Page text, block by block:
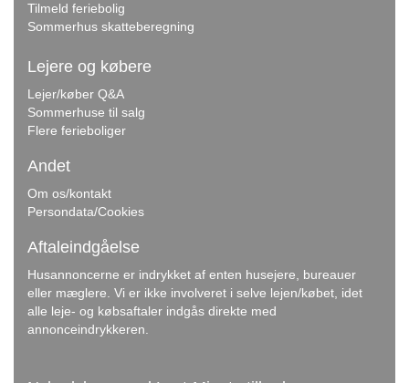
Tilmeld feriebolig
Sommerhus skatteberegning
Lejere og købere
Lejer/køber Q&A
Sommerhuse til salg
Flere ferieboliger
Andet
Om os/kontakt
Persondata/Cookies
Aftaleindgåelse
Husannoncerne er indrykket af enten husejere, bureauer
eller mæglere. Vi er ikke involveret i selve lejen/købet, idet
alle leje- og købsaftaler indgås direkte med
annonceindrykkeren.